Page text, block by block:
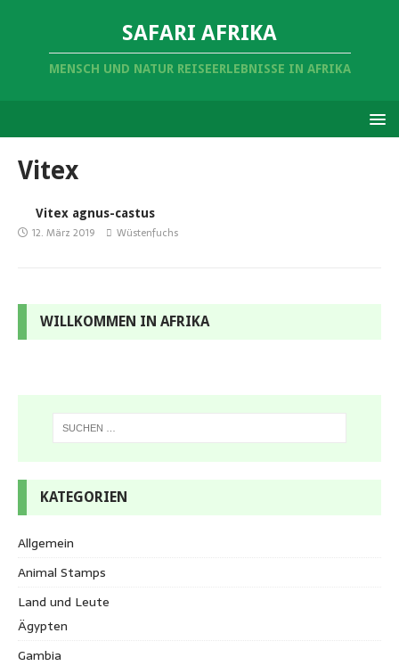
SAFARI AFRIKA
MENSCH UND NATUR REISEERLEBNISSE IN AFRIKA
Vitex
Vitex agnus-castus
12. März 2019 Wüstenfuchs
WILLKOMMEN IN AFRIKA
KATEGORIEN
Allgemein
Animal Stamps
Land und Leute
Ägypten
Gambia